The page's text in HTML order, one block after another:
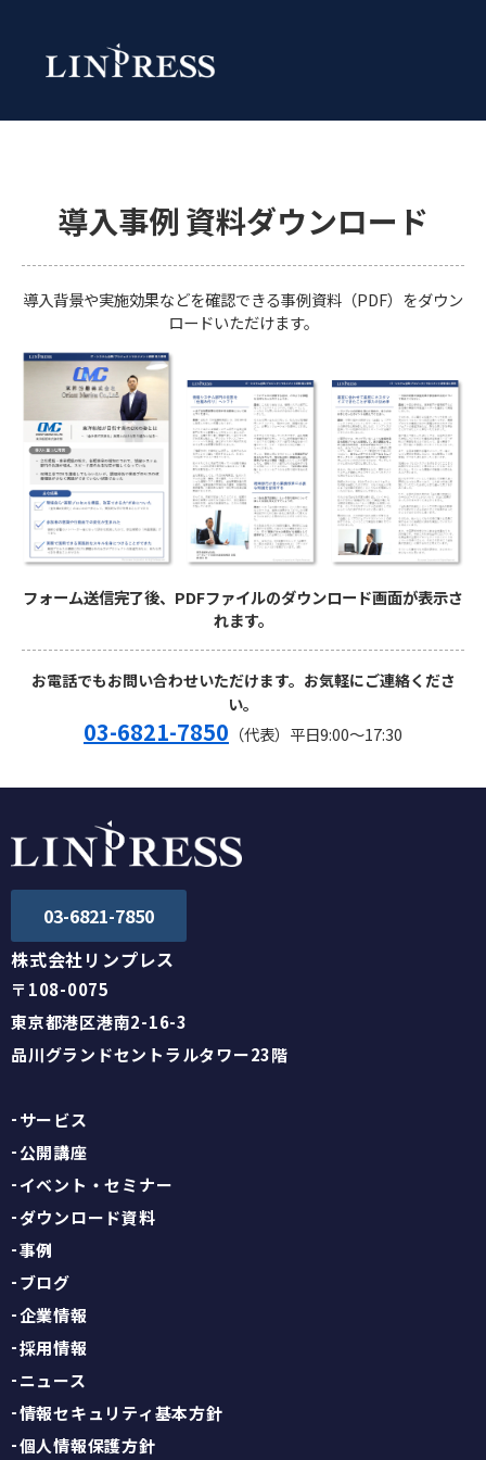
導入事例 資料ダウンロード
導入背景や実施効果などを確認できる事例資料（PDF）をダウン
ロードいただけます。
フォーム送信完了後、PDFファイルのダウンロード画面が表示さ
れます。
お電話でもお問い合わせいただけます。お気軽にご連絡くださ
い。
03-6821-7850 （代表）平日9:00～17:30
03-6821-7850
株式会社リンプレス
〒108-0075
東京都港区港南2-16-3
品川グランドセントラルタワー23階
サービス
公開講座
イベント・セミナー
ダウンロード資料
事例
ブログ
企業情報
採用情報
ニュース
情報セキュリティ基本方針
個人情報保護方針